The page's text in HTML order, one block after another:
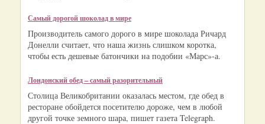
Самый дорогой шоколад в мире
Производитель самого дорого в мире шоколада Ричард
Донелли считает, что наша жизнь слишком коротка,
чтобы есть дешевые батончики на подобии «Марс»-а.
Лондонский обед – самый разорительный
Столица Великобритании оказалась местом, где обед в
ресторане обойдется посетителю дороже, чем в любой
другой точке земного шара, пишет газета Telegraph.